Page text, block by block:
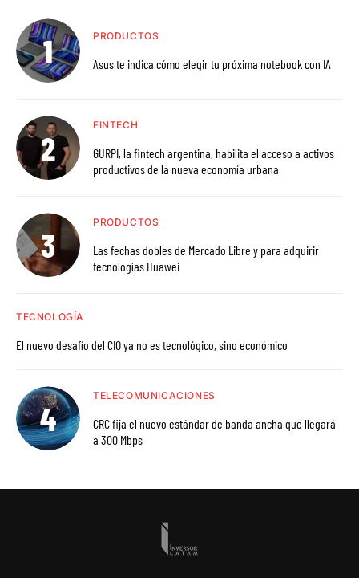
PRODUCTOS
Asus te indica cómo elegir tu próxima notebook con IA
FINTECH
GURPI, la fintech argentina, habilita el acceso a activos
productivos de la nueva economía urbana
PRODUCTOS
Las fechas dobles de Mercado Libre y para adquirir
tecnologías Huawei
TECNOLOGÍA
El nuevo desafío del CIO ya no es tecnológico, sino económico
TELECOMUNICACIONES
CRC fija el nuevo estándar de banda ancha que llegará
a 300 Mbps